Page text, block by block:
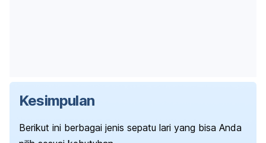
Kesimpulan
Berikut ini berbagai jenis sepatu lari yang bisa Anda